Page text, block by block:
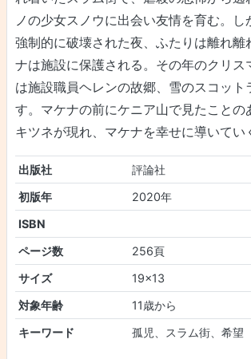
ノの少女スノウに出会い友情を育む。し
強制的に破壊された夜、ふたりは離れ離
ナは施設に保護される。その年のクリス
は施設職員ヘレンの故郷、雪のスコット
す。マケナの前にケニア山で見たことの
キツネが現れ、マケナを幸せに導いてい
出版社
評論社
初版年
2020年
ISBN
ページ数
256頁
サイズ
19×13
対象年齢
11歳から
キーワード
孤児、スラム街、希望